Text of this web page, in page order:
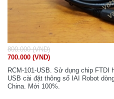
800.000 (VND)
700.000 (VND)
RCM-101-USB. Sử dụng chip FTDI
USB cài đặt thông số IAI Robot
China. Mới 100%.